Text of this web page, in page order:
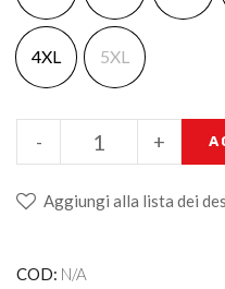
4XL 5XL
+
-
Aggiungi alla lista dei
COD: N/A